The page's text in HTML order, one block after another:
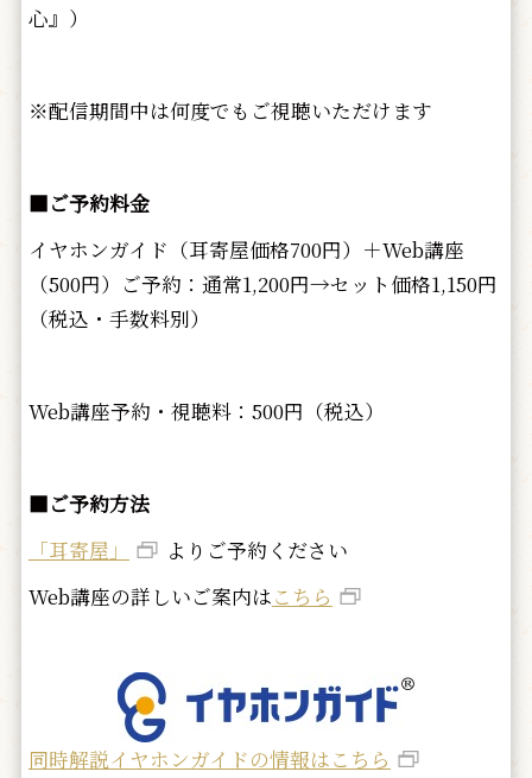
心』）
※配信期間中は何度でもご視聴いただけます
■ご予約料金
イヤホンガイド（耳寄屋価格700円）＋Web講座
（500円）ご予約：通常1,200円→セット価格1,150円
（税込・手数料別）
Web講座予約・視聴料：500円（税込）
■ご予約方法
「耳寄屋」
よりご予約ください
Web講座の詳しいご案内はこちら
同時解説イヤホンガイドの情報はこちら